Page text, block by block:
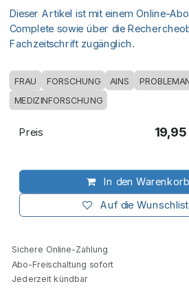
Dieser Artikel ist mit einem Online-
Complete sowie über die
Fachzeitschrift zugänglich.
FRAU FORSCHUNG AINS
MEDIZINFORSCHUNG
In den Warenkorb
Auf die
Preis 19,95
Sichere Online-Zahlung
Abo-Freischaltung sofort
Jederzeit kündbar